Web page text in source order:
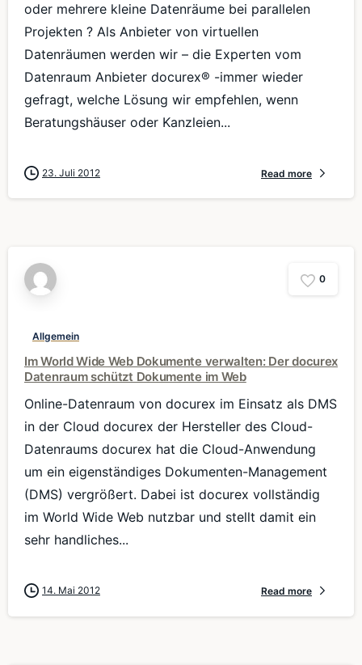
oder mehrere kleine Datenräume bei parallelen
Projekten ? Als Anbieter von virtuellen
Datenräumen werden wir – die Experten vom
Datenraum Anbieter docurex® -immer wieder
gefragt, welche Lösung wir empfehlen, wenn
Beratungshäuser oder Kanzleien...
23. Juli 2012 Read more
0
Allgemein
Im World Wide Web Dokumente verwalten: Der docurex
Datenraum schützt Dokumente im Web
Online-Datenraum von docurex im Einsatz als DMS
in der Cloud docurex der Hersteller des Cloud-
Datenraums docurex hat die Cloud-Anwendung
um ein eigenständiges Dokumenten-Management
(DMS) vergrößert. Dabei ist docurex vollständig
im World Wide Web nutzbar und stellt damit ein
sehr handliches...
14. Mai 2012 Read more